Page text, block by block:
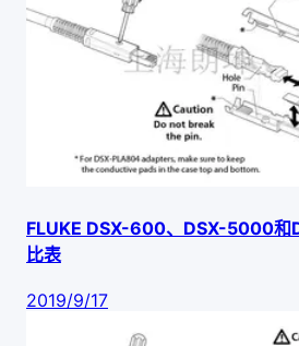
FLUKE DSX-600、DSX-5000
比表
2019/9/17